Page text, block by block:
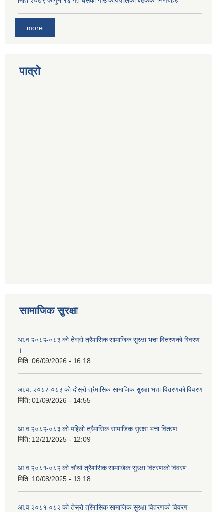
more
पात्रो
सामाजिक सुरक्षा
आ.व २०८२-०८३ को तेस्रो त्रैमासिक सामाजिक सुरक्षा भत्ता वितरणको विवरण
।
मिति: 06/09/2026 - 16:18
आ.व. २०८२-०८३ को दोस्रो त्रैमासिक सामाजिक सुरक्षा भत्ता वितरणको विवरण
मिति: 01/09/2026 - 14:55
आ.व २०८२-०८३ को पहिलो त्रैमासिक सामाजिक सुरक्षा भत्ता वितरण
मिति: 12/21/2025 - 12:09
आ.व २०८१-०८२ को चौथो त्रैंमासिक सामाजिक सुरक्षा वितरणको विवरण
मिति: 10/08/2025 - 13:18
आ.व २०८१-०८२ को तेस्रो त्रैंमासिक सामाजिक सुरक्षा वितरणको विवरण